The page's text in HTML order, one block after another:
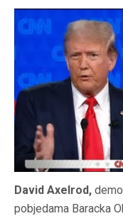
David Axelrod,
pobjedama Baracka